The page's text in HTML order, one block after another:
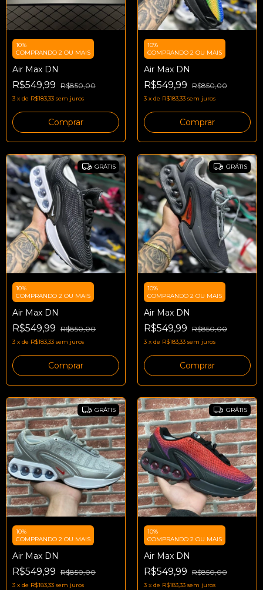
10%
COMPRANDO 2 OU MAIS
Air Max DN
R$549,99 R$850,00
3 x de R$183,33 sem juros
Comprar
10%
COMPRANDO 2 OU MAIS
Air Max DN
R$549,99 R$850,00
3 x de R$183,33 sem juros
Comprar
GRÁTIS
10%
COMPRANDO 2 OU MAIS
Air Max DN
R$549,99 R$850,00
3 x de R$183,33 sem juros
Comprar
GRÁTIS
10%
COMPRANDO 2 OU MAIS
Air Max DN
R$549,99 R$850,00
3 x de R$183,33 sem juros
Comprar
GRÁTIS
10%
COMPRANDO 2 OU MAIS
Air Max DN
R$549,99 R$850,00
3 x de R$183,33 sem juros
GRÁTIS
10%
COMPRANDO 2 OU MAIS
Air Max DN
R$549,99 R$850,00
3 x de R$183,33 sem juros